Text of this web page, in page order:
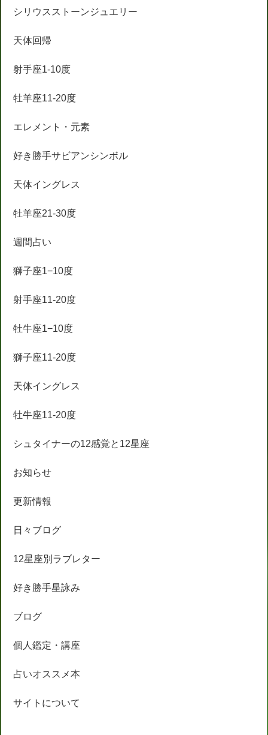
シリウスストーンジュエリー
天体回帰
射手座1-10度
牡羊座11-20度
エレメント・元素
好き勝手サビアンシンボル
天体イングレス
牡羊座21-30度
週間占い
獅子座1−10度
射手座11-20度
牡牛座1−10度
獅子座11-20度
天体イングレス
牡牛座11-20度
シュタイナーの12感覚と12星座
お知らせ
更新情報
日々ブログ
12星座別ラブレター
好き勝手星詠み
ブログ
個人鑑定・講座
占いオススメ本
サイトについて